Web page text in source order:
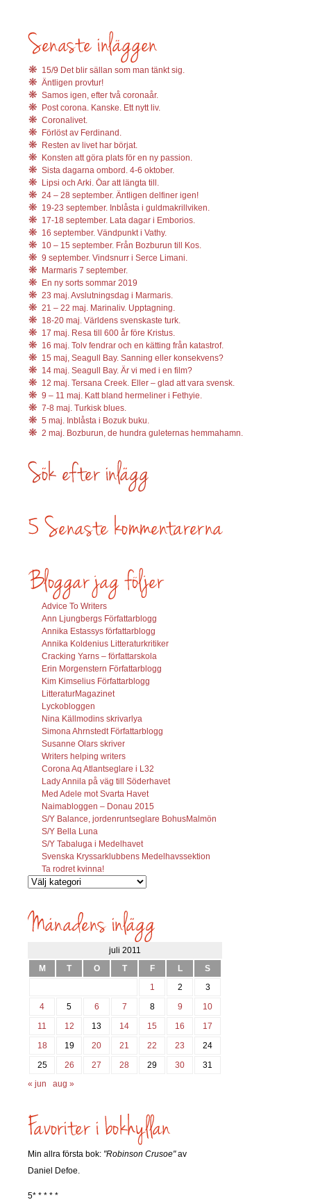
15/9 Det blir sällan som man tänkt sig.
Äntligen provtur!
Samos igen, efter två coronaår.
Post corona. Kanske. Ett nytt liv.
Coronalivet.
Förlöst av Ferdinand.
Resten av livet har börjat.
Konsten att göra plats för en ny passion.
Sista dagarna ombord. 4-6 oktober.
Lipsi och Arki. Öar att längta till.
24 – 28 september. Äntligen delfiner igen!
19-23 september. Inblåsta i guldmakrillviken.
17-18 september. Lata dagar i Emborios.
16 september. Vändpunkt i Vathy.
10 – 15 september. Från Bozburun till Kos.
9 september. Vindsnurr i Serce Limani.
Marmaris 7 september.
En ny sorts sommar 2019
23 maj. Avslutningsdag i Marmaris.
21 – 22 maj. Marinaliv. Upptagning.
18-20 maj. Världens svenskaste turk.
17 maj. Resa till 600 år före Kristus.
16 maj. Tolv fendrar och en kätting från katastrof.
15 maj, Seagull Bay. Sanning eller konsekvens?
14 maj. Seagull Bay. Är vi med i en film?
12 maj. Tersana Creek. Eller – glad att vara svensk.
9 – 11 maj. Katt bland hermeliner i Fethyie.
7-8 maj. Turkisk blues.
5 maj. Inblåsta i Bozuk buku.
2 maj. Bozburun, de hundra guleternas hemmahamn.
Advice To Writers
Ann Ljungbergs Författarblogg
Annika Estassys författarblogg
Annika Koldenius Litteraturkritiker
Cracking Yarns – författarskola
Erin Morgenstern Författarblogg
Kim Kimselius Författarblogg
LitteraturMagazinet
Lyckobloggen
Nina Källmodins skrivarlya
Simona Ahrnstedt Författarblogg
Susanne Olars skriver
Writers helping writers
Corona Aq Atlantseglare i L32
Lady Annila på väg till Söderhavet
Med Adele mot Svarta Havet
Naimabloggen – Donau 2015
S/Y Balance, jordenruntseglare BohusMalmön
S/Y Bella Luna
S/Y Tabaluga i Medelhavet
Svenska Kryssarklubbens Medelhavssektion
Ta rodret kvinna!
Vilka
söks?
juli 2011
M
T O T F L
S
1
2
3
4
5 6 7 8 9
10
11
12 13 14 15 16
17
18
19 20 21 22 23
24
25
26 27 28 29 30
31
« jun
aug »
Min allra första bok: "Robinson Crusoe"av
Daniel Defoe.
5* * * * *